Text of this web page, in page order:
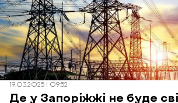
19.03.2025 | 09:52
Де у Запоріжжі не буде